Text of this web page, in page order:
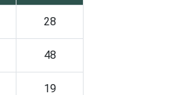
28
48
19